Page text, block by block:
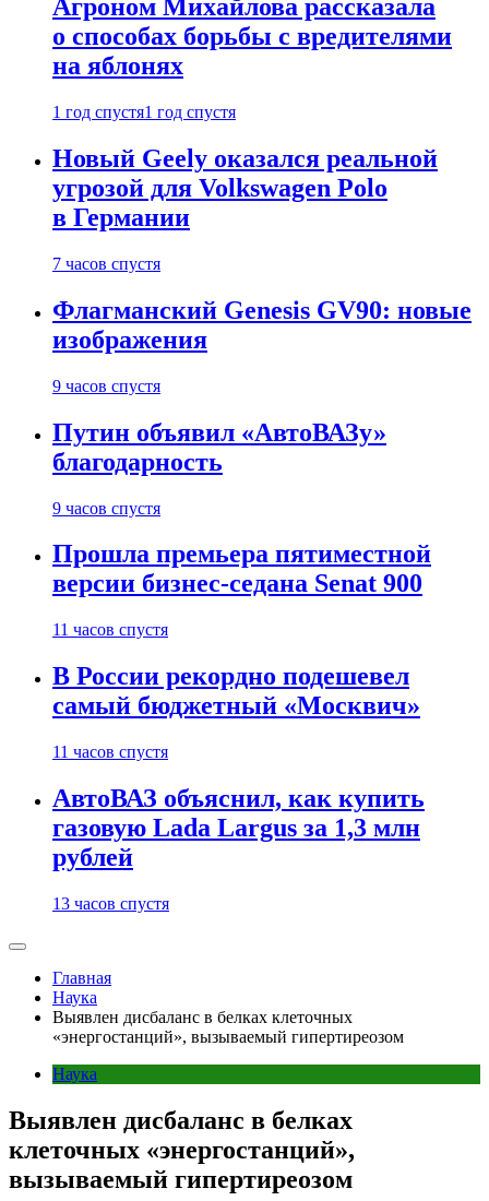
Агроном Михайлова рассказала
о способах борьбы с вредителями
на яблонях
1 год спустя1 год спустя
Новый Geely оказался реальной
угрозой для Volkswagen Polo
в Германии
7 часов спустя
Флагманский Genesis GV90: новые
изображения
9 часов спустя
Путин объявил «АвтоВАЗу»
благодарность
9 часов спустя
Прошла премьера пятиместной
версии бизнес-седана Senat 900
11 часов спустя
В России рекордно подешевел
самый бюджетный «Москвич»
11 часов спустя
АвтоВАЗ объяснил, как купить
газовую Lada Largus за 1,3 млн
рублей
13 часов спустя
Главная
Наука
Выявлен дисбаланс в белках клеточных
«энергостанций», вызываемый гипертиреозом
Наука
Выявлен дисбаланс в белках
клеточных «энергостанций»,
вызываемый гипертиреозом